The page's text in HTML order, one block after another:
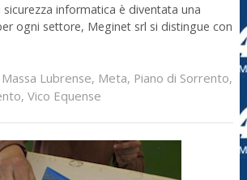
sicurezza informatica è diventata una
ogni settore, Meginet srl si distingue con
Massa Lubrense, Meta, Piano di Sorrento,
, Vico Equense